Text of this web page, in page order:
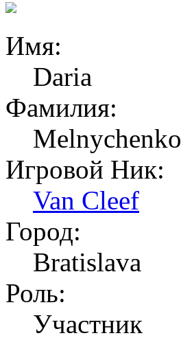
Имя:
Daria
Фамилия:
Melnychenko
Игровой Ник:
Van Cleef
Город:
Bratislava
Роль:
Участник